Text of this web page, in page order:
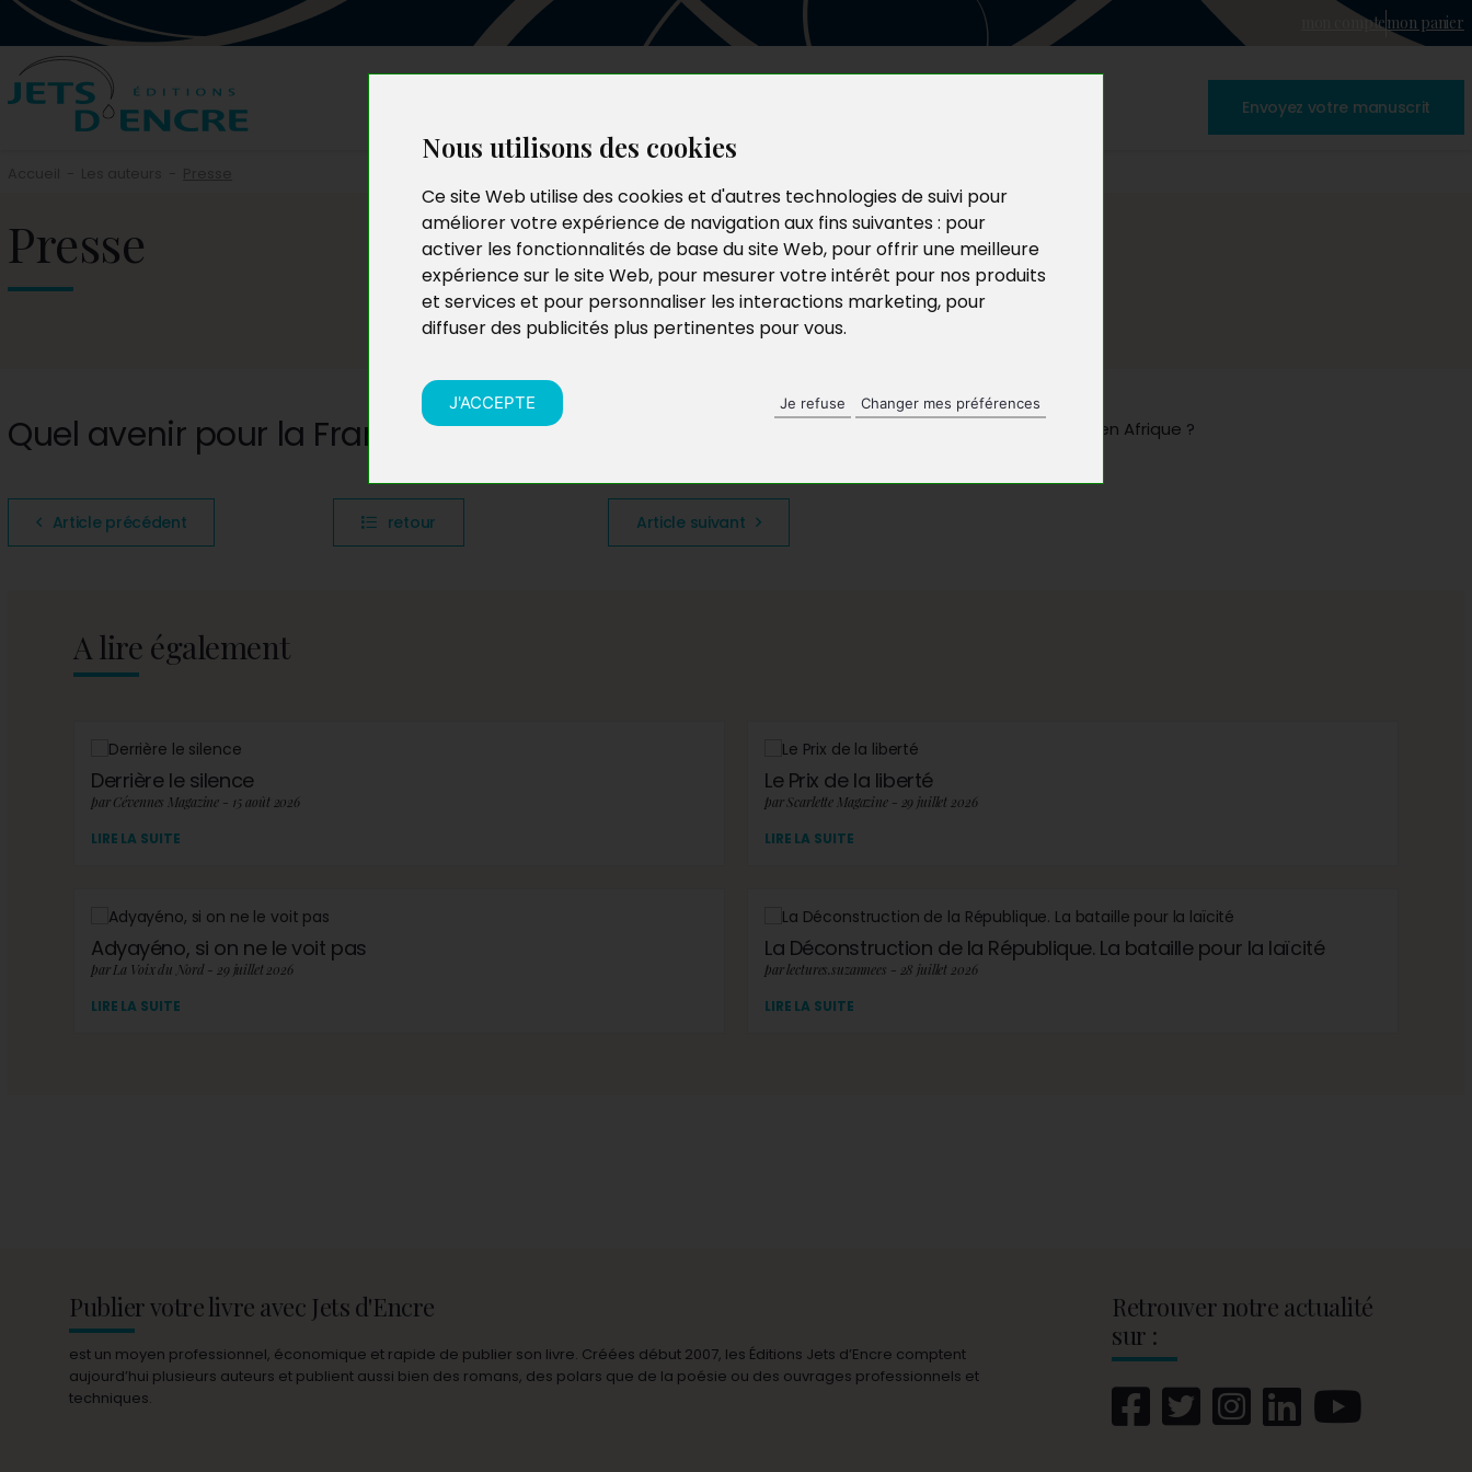
Nous utilisons des cookies
Ce site Web utilise des cookies et d'autres technologies de suivi pour
améliorer votre expérience de navigation aux fins suivantes : pour
activer les fonctionnalités de base du site Web, pour offrir une meilleure
expérience sur le site Web, pour mesurer votre intérêt pour nos produits
et services et pour personnaliser les interactions marketing, pour
diffuser des publicités plus pertinentes pour vous.
J'ACCEPTE Je refuse Changer mes préférences
mon comptemon panier
Envoyez votre manuscrit
Presse
Quel avenir pour la France en Afrique ?
Article précédent retour Article suivant
A lire également
Derrière le silence
par Cévennes Magazine - 15 août 2026
LIRE LA SUITE
Le Prix de la liberté
par Scarlette Magazine - 29 juillet 2026
LIRE LA SUITE
Adyayéno, si on ne le voit pas
par La Voix du Nord - 29 juillet 2026
LIRE LA SUITE
La Déconstruction de la République. La bataille pour la laïcité
par lectures.suzannees - 28 juillet 2026
LIRE LA SUITE
Publier votre livre avec Jets d'Encre
est un moyen professionnel, économique et rapide de publier son livre. Créées début 2007, les Éditions Jets d’Encre comptent
aujourd’hui plusieurs auteurs et publient aussi bien des romans, des polars que de la poésie ou des ouvrages professionnels et
techniques.
Retrouver notre actualité
sur :